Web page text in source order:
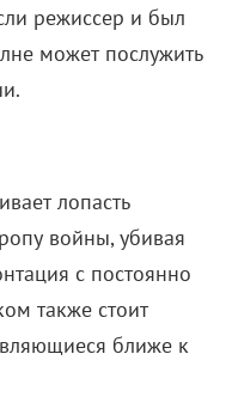
режиссер и был
может послужить
лопасть
войны, убивая
с постоянно
также стоит
ближе к